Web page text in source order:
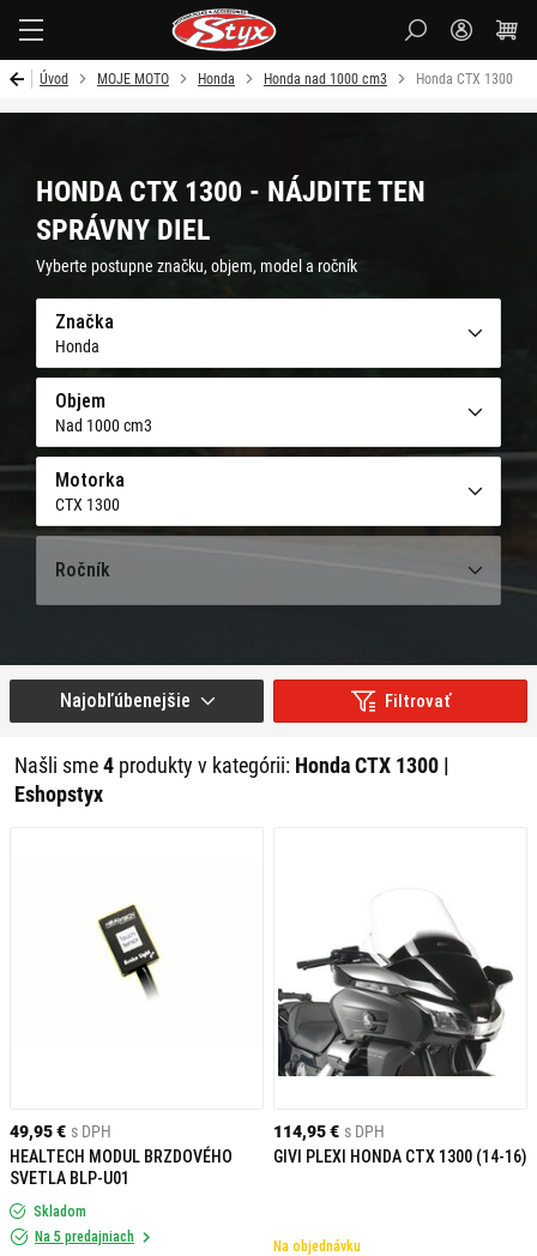
Úvod MOJE MOTO Honda Honda nad 1000 cm3 Honda CTX 1300
HONDA CTX 1300 - NÁJDITE TEN
SPRÁVNY DIEL
Vyberte postupne značku, objem, model a ročník
Značka
Honda
Objem
Nad 1000 cm3
Motorka
CTX 1300
Ročník
Filtrovať
Našli sme4 produkty v kategórii: Honda CTX 1300 |
Eshopstyx
Najobľúbenejšie
49,95 € s DPH
HEALTECH MODUL BRZDOVÉHO
SVETLA BLP-U01
Skladom
Na 5 predajniach
114,95 € s DPH
GIVI PLEXI HONDA CTX 1300 (14-16)
Na objednávku